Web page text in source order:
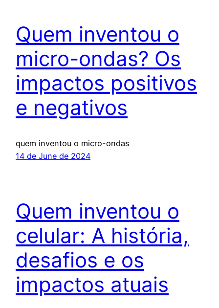
Quem inventou o
micro-ondas? Os
impactos positivos
e negativos
quem inventou o micro-ondas
14 de June de 2024
Quem inventou o
celular: A história,
desafios e os
impactos atuais